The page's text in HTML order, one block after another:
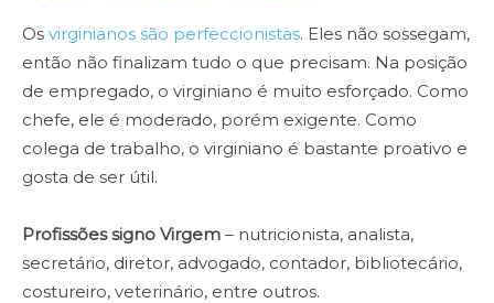
Os virginianos são perfeccionistas. Eles não sossegam,
então não finalizam tudo o que precisam. Na posição
de empregado, o virginiano é muito esforçado. Como
chefe, ele é moderado, porém exigente. Como
colega de trabalho, o virginiano é bastante proativo e
gosta de ser útil.
Profissões signo Virgem – nutricionista, analista,
secretário, diretor, advogado, contador, bibliotecário,
costureiro, veterinário, entre outros.